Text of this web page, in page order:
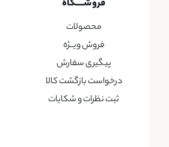
فروشــــگاه
محصولات
فروش ویــژه
پیگیری سفارش
درخواست بازگشت کالا
ثبت نظرات و شکایات